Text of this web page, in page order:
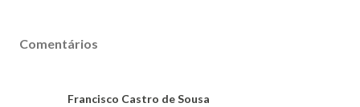
Comentários
Francisco Castro de Sousa